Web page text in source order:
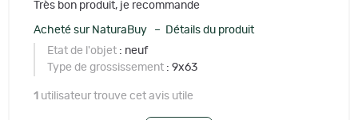
Très bon produit, je recommande
Acheté sur NaturaBuy – Détails du produit
Etat de l'objet : neuf
Type de grossissement : 9x63
1 utilisateur trouve cet avis utile